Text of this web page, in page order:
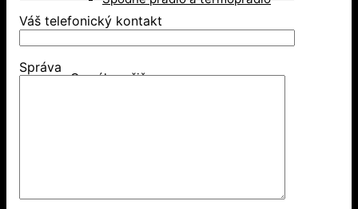
Gumáky a čižmy
Váš telefonický kontakt
Správa